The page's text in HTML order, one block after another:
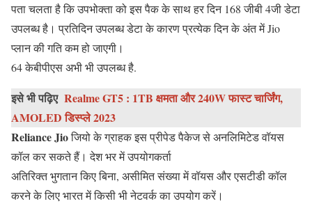
पता चलता है कि उपभोक्ता को इस पैक के साथ हर दिन 168 जीबी 4जी डेटा
उपलब्ध है। प्रतिदिन उपलब्ध डेटा के कारण प्रत्येक दिन के अंत में Jio
प्लान की गति कम हो जाएगी।
64 केबीपीएस अभी भी उपलब्ध है.
इसे भी पढ़िए Realme GT5 : 1TB क्षमता और 240W फास्ट चार्जिंग,
AMOLED डिस्प्ले 2023
Reliance Jioजियो के ग्राहक इस प्रीपेड पैकेज से अनलिमिटेड वॉयस
कॉल कर सकते हैं। देश भर में उपयोगकर्ता
अतिरिक्त भुगतान किए बिना, असीमित संख्या में वॉयस और एसटीडी कॉल
करने के लिए भारत में किसी भी नेटवर्क का उपयोग करें।